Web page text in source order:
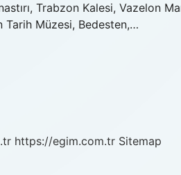
Trabzon Kalesi, Vazelon
Tarih Müzesi, Bedesten,…
https://egim.com.tr Sitemap